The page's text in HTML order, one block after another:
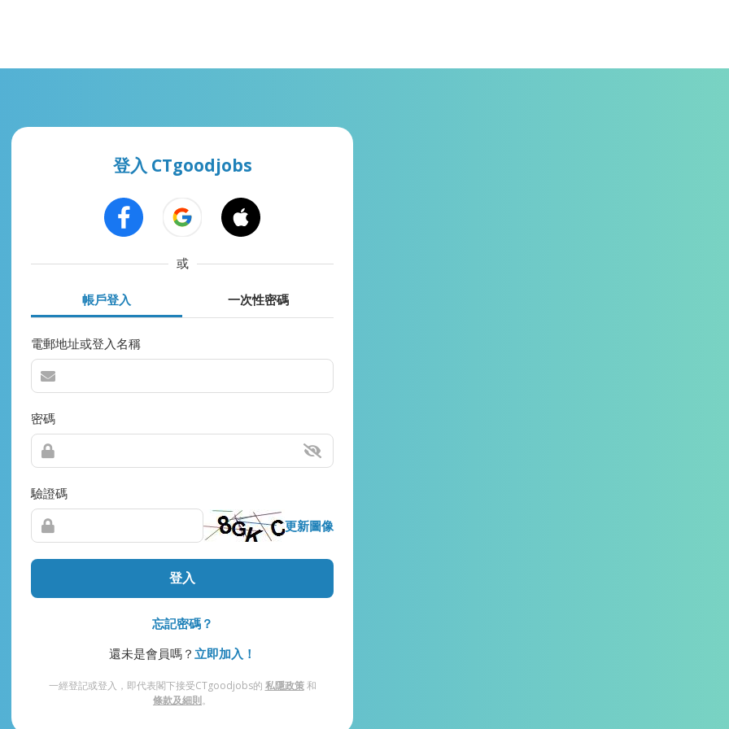
登入 CTgoodjobs
或
帳戶登入 一次性密碼
電郵地址或登入名稱
密碼
驗證碼
更新圖像
登入
忘記密碼？
還未是會員嗎？ 立即加入！
一經登記或登入，即代表閣下接受CTgoodjobs的 私隱政策和
條款及細則。